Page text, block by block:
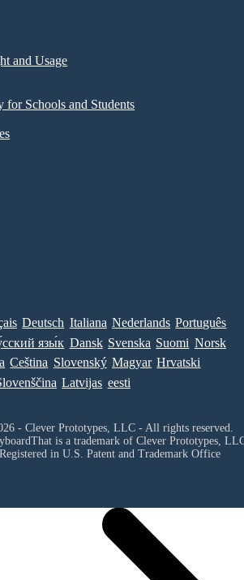
and Usage
for Schools and Students
Deutsch Italiana Nederlands Português
язы́к Dansk Svenska Suomi Norsk
Ceština Slovenský Magyar Hrvatski
Latvijas eesti
- Clever Prototypes, LLC - All rights reserved.
is a trademark of Clever Prototypes,
in U.S. Patent and Trademark Office